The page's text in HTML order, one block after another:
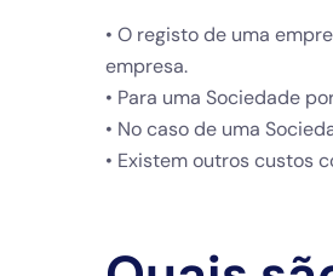
• O registo de uma
empresa.
• Para uma Sociedade
• No caso de uma
• Existem outros custos